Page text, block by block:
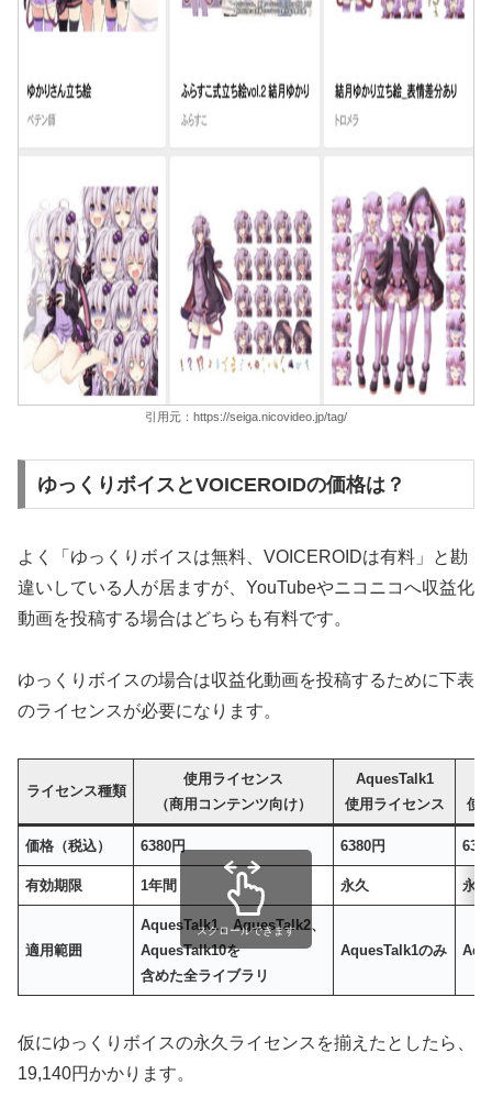
引用元：https://seiga.nicovideo.jp/tag/
ゆっくりボイスとVOICEROIDの価格は？
よく「ゆっくりボイスは無料、VOICEROIDは有料」と勘
違いしている人が居ますが、YouTubeやニコニコへ収益化
動画を投稿する場合はどちらも有料です。
ゆっくりボイスの場合は収益化動画を投稿するために下表
のライセンスが必要になります。
ライセンス種類
使用ライセンス
（商用コンテンツ向け）
AquesTalk1
使用ライセンス
使
価格（税込） 6380円 6380円
有効期限 1年間 永久 永久
適用範囲
AquesTalk1、AquesTalk2、
AquesTalk10を
含めた全ライブラリ
AquesTalk1のみ
スクロールできます
仮にゆっくりボイスの永久ライセンスを揃えたとしたら、
19,140円かかります。